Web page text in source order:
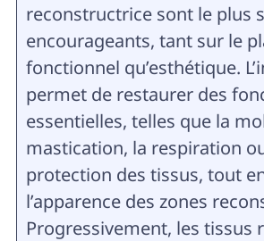
reconstructrice sont le plus
encourageants, tant sur le
fonctionnel qu’esthétique.
permet de restaurer des
essentielles, telles que la
mastication, la respiration
protection des tissus, tout
l’apparence des zones
Progressivement, les tissus